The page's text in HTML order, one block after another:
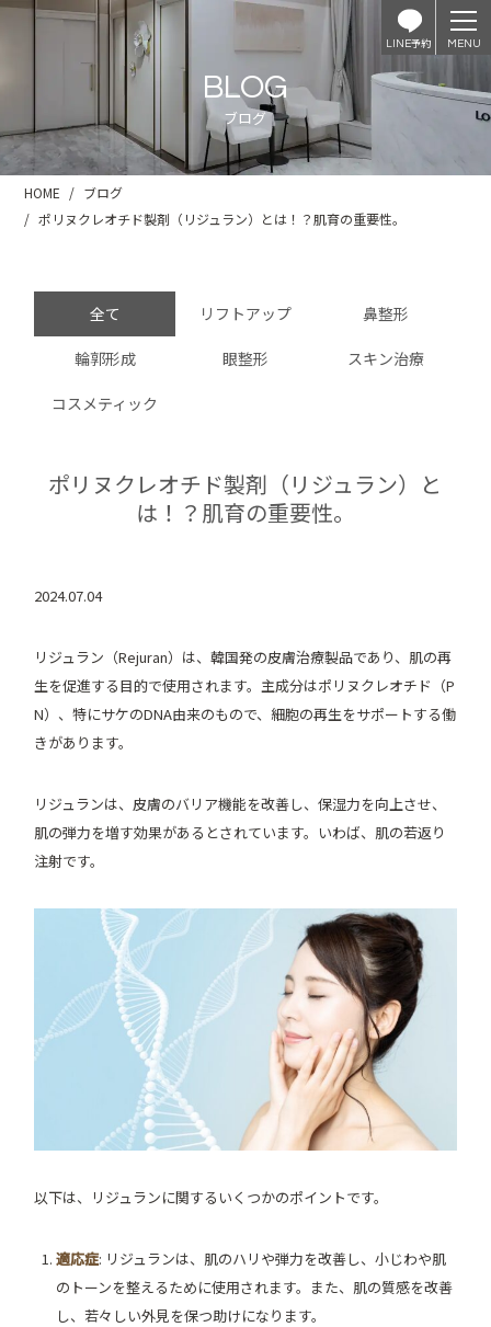
LINE予約
BLOG
ブログ
HOME
ブログ
ポリヌクレオチド製剤（リジュラン）とは！？肌育の重要性。
全て リフトアップ 鼻整形
輪郭形成 眼整形 スキン治療
コスメティック
ポリヌクレオチド製剤（リジュラン）と
は！？肌育の重要性。
2024.07.04
リジュラン（Rejuran）は、韓国発の皮膚治療製品であり、肌の再
生を促進する目的で使用されます。主成分はポリヌクレオチド（P
N）、特にサケのDNA由来のもので、細胞の再生をサポートする働
きがあります。
リジュランは、皮膚のバリア機能を改善し、保湿力を向上させ、
肌の弾力を増す効果があるとされています。いわば、肌の若返り
注射です。
以下は、リジュランに関するいくつかのポイントです。
適応症: リジュランは、肌のハリや弾力を改善し、小じわや肌
のトーンを整えるために使用されます。また、肌の質感を改善
し、若々しい外見を保つ助けになります。